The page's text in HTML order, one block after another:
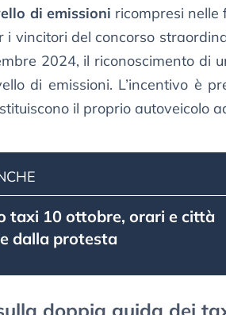
di emissioni ricompresi
i vincitori del concorso
2024, il riconoscimento di
di emissioni. L’incentivo è
il proprio autoveicolo
taxi 10 ottobre, orari e città
dalla protesta